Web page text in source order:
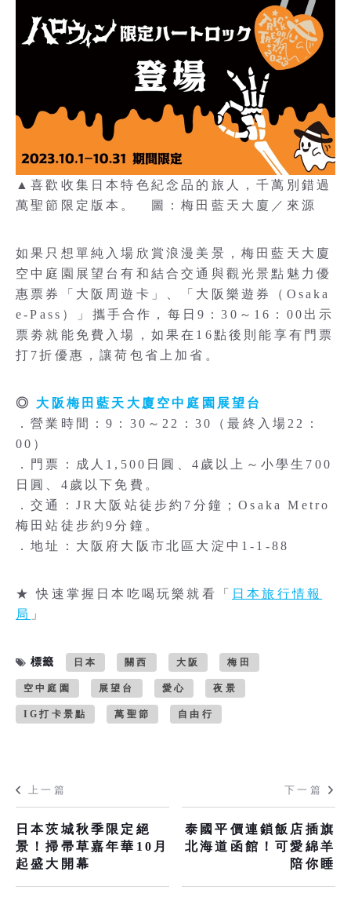
▲喜歡收集日本特色紀念品的旅人，千萬別錯過
萬聖節限定版本。 圖：梅田藍天大廈／來源
如果只想單純入場欣賞浪漫美景，梅田藍天大廈
空中庭園展望台有和結合交通與觀光景點魅力優
惠票券「大阪周遊卡」、「大阪樂遊券（Osaka
e-Pass）」攜手合作，每日9：30～16：00出示
票劵就能免費入場，如果在16點後則能享有門票
打7折優惠，讓荷包省上加省。
◎ 大阪梅田藍天大廈空中庭園展望台
．營業時間：9：30～22：30（最終入場22：
00）
．門票：成人1,500日圓、4歲以上～小學生700
日圓、4歲以下免費。
．交通：JR大阪站徒步約7分鐘；Osaka Metro
梅田站徒步約9分鐘。
．地址：大阪府大阪市北區大淀中1-1-88
★ 快速掌握日本吃喝玩樂就看「
日本旅行情報
局 」
標籤 日本 關西 大阪 梅田
空中庭園 展望台 愛心 夜景
IG打卡景點 萬聖節 自由行
上一篇
日本茨城秋季限定絕
景！掃帚草嘉年華10月
起盛大開幕
下一篇
泰國平價連鎖飯店插旗
北海道函館！可愛綿羊
陪你睡